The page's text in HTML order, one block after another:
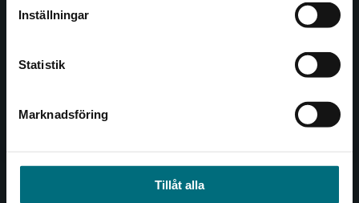
Inställningar
Statistik
Marknadsföring
Tillåt alla
Kontakta kundservice
Köpvillkor